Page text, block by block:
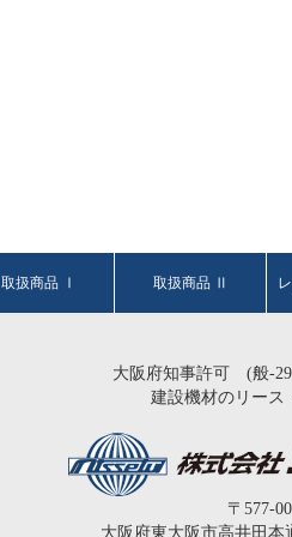
取扱商品 Ⅰ 取扱商品 Ⅱ
大阪府知事許可 (般-
建設機材のリース
〒577-
大阪府東大阪市高井田本